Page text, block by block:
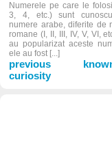
Numerele pe care le
3, 4, etc.) sunt
numere arabe, diferite de
romane (I, II, III, IV, V, VI,
au popularizat aceste
ele au fost [...]
previous
curiosity